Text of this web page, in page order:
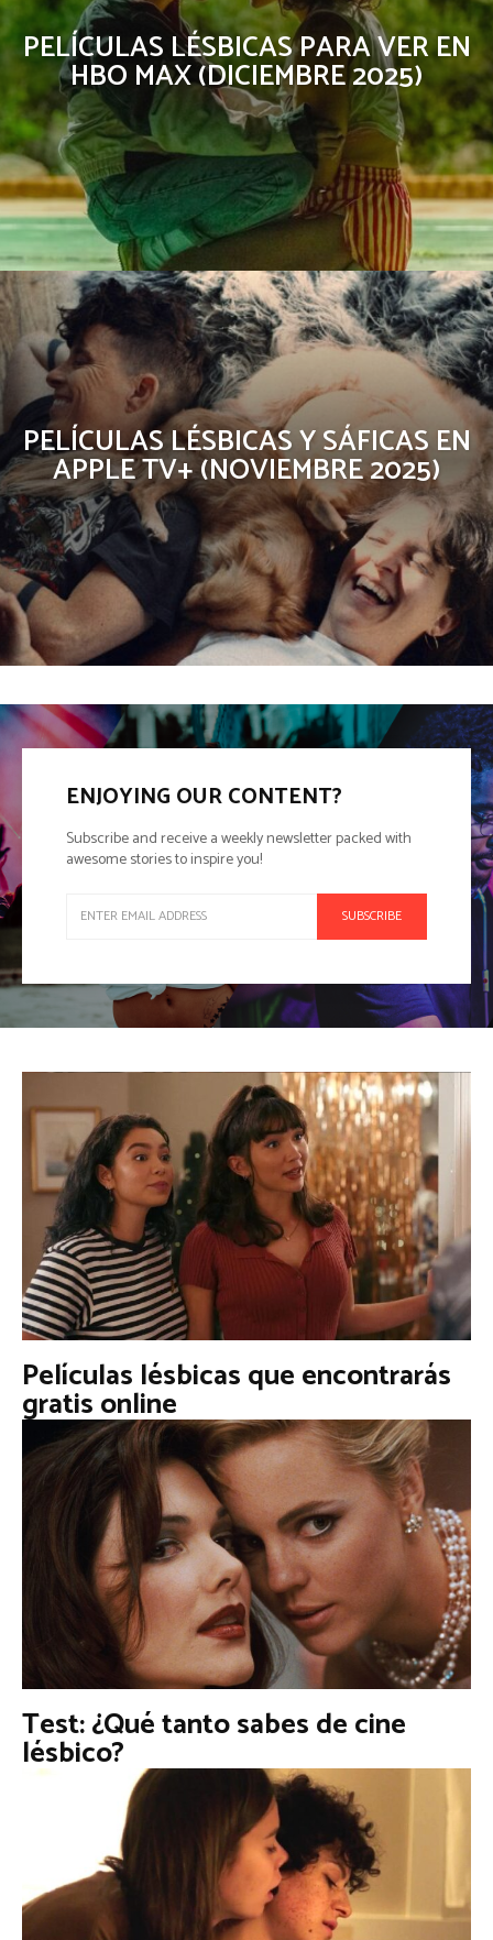
PELÍCULAS LÉSBICAS PARA VER EN
HBO MAX (DICIEMBRE 2025)
PELÍCULAS LÉSBICAS Y SÁFICAS EN
APPLE TV+ (NOVIEMBRE 2025)
ENJOYING OUR CONTENT?
Subscribe and receive a weekly newsletter packed with
awesome stories to inspire you!
SUBSCRIBE
Películas lésbicas que encontrarás
gratis online
Test: ¿Qué tanto sabes de cine
lésbico?